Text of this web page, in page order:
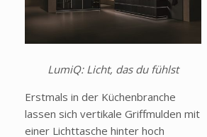
LumiQ: Licht, das du fühlst
Erstmals in der Küchenbranche
lassen sich vertikale Griffmulden mit
einer Lichttasche hinter hoch